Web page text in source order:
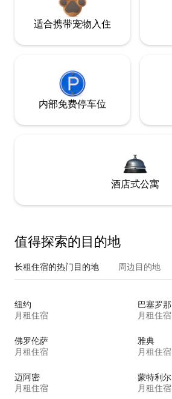
适合携带宠物入住
内部免费停车位
酒店式公寓
值得探索的目的地
长租住宿的热门目的地 周边目的地
纽约
月租住宿
巴塞罗那
月租住宿
佛罗伦萨
月租住宿
雅典
月租住宿
迈阿密
月租住宿
蒙特利尔
月租住宿